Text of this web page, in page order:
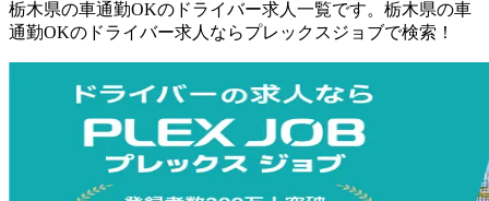
栃木県の車通勤OKの ドライバー求人一覧です。 栃木県の車
通勤OKの ドライバー求人ならプレックスジョブで検索！